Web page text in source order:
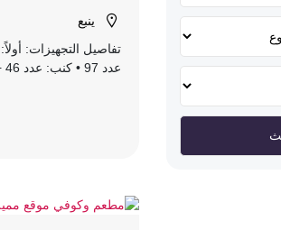
ينبع
عدد 97 • كنب: عدد 46 + طاولات عدد 12...